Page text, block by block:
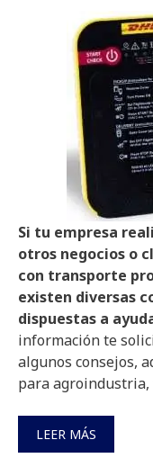
Si tu empresa
otros negocios o
con transporte
existen diversas
dispuestas a
información te
algunos consejos,
para agroindustria,
LEER MÁS